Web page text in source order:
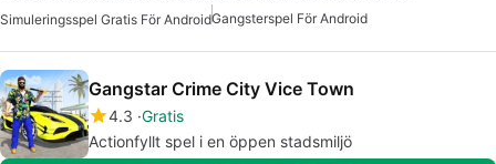
Simuleringsspel Gratis För AndroidGangsterspel För Android
Gangstar Crime City Vice Town
4.3 Gratis
Actionfyllt spel i en öppen stadsmiljö